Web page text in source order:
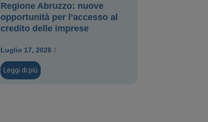
Regione Abruzzo: nuove
opportunità per l’accesso al
credito delle imprese
Luglio 17, 2026 /
Leggi di più